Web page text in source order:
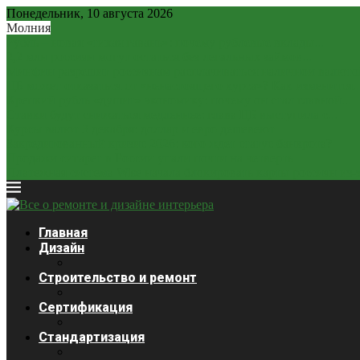
Понедельник, 10 августа 2026
Молния
Главная
Дизайн
Строительство и ремонт
Сертификация
Стандартизация